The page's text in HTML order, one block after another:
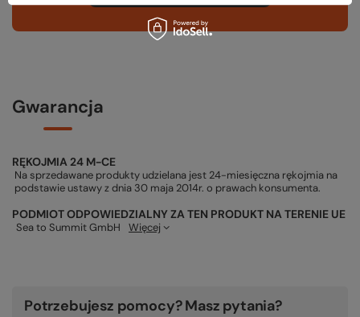
Gwarancja
RĘKOJMIA 24 M-CE
Na sprzedawane produkty udzielana jest 24-miesięczna rękojmia na
podstawie ustawy z dnia 30 maja 2014r. o prawach konsumenta.
PODMIOT ODPOWIEDZIALNY ZA TEN PRODUKT NA TERENIE UE
Sea to Summit GmbH Więcej
Potrzebujesz pomocy? Masz pytania?